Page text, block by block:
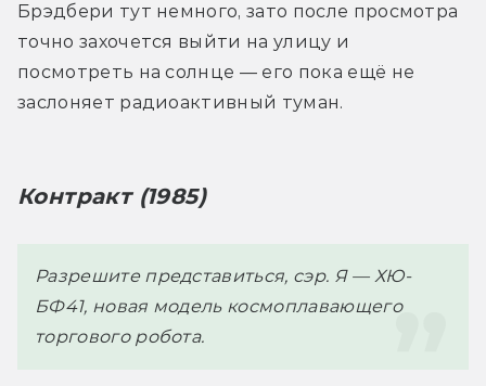
Брэдбери тут немного, зато после просмотра
точно захочется выйти на улицу и
посмотреть на солнце — его пока ещё не
заслоняет радиоактивный туман.
Контракт (1985)
Разрешите представиться, сэр. Я — ХЮ-
БФ41, новая модель космоплавающего
торгового робота.